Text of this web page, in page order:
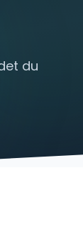
du